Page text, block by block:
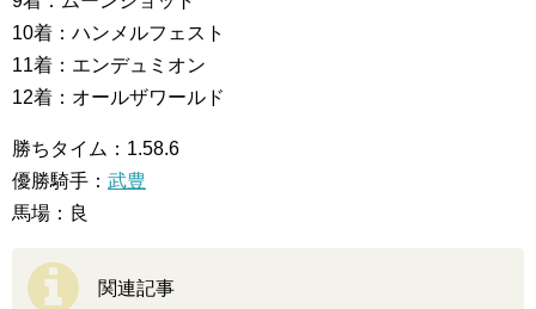
10着：ハンメルフェスト
11着：エンデュミオン
12着：オールザワールド
勝ちタイム：1.58.6
優勝騎手： 武豊
馬場：良
関連記事